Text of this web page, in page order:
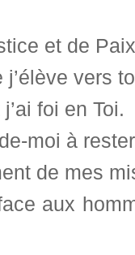
et de
vers
foi en Toi.
moi à
de mes
aux